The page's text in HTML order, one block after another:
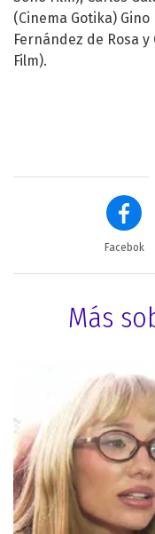
(Cinema Gotika)
Fernández de Rosa
Film).
Facebok
Más